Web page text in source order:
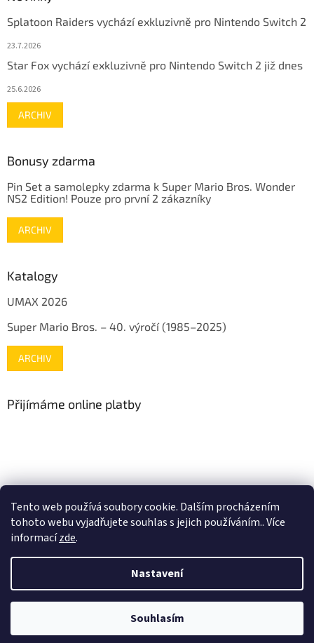
Tento web používá soubory cookie. Dalším procházením
tohoto webu vyjadřujete souhlas s jejich používáním.. Více
informacízde.
Nastavení
Souhlasím
Splatoon Raiders vychází exkluzivně pro Nintendo Switch 2
23.7.2026
Star Fox vychází exkluzivně pro Nintendo Switch 2 již dnes
25.6.2026
ARCHIV
Bonusy zdarma
Pin Set a samolepky zdarma k Super Mario Bros. Wonder
NS2 Edition! Pouze pro první 2 zákazníky
ARCHIV
Katalogy
UMAX 2026
Super Mario Bros. – 40. výročí (1985–2025)
ARCHIV
Přijímáme online platby
www.fleg.cz
Vytvořil Shoptet
gamehouse.cz. Všechna práva vyhrazena.